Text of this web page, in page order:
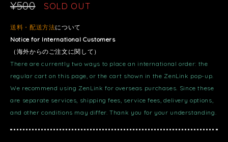
¥500 SOLD OUT
送料・配送方法について
Notice for International Customers
（海外からのご注文に関して）
There are currently two ways to place an international order: the
regular cart on this page, or the cart shown in the ZenLink pop-up.
We recommend using ZenLink for overseas purchases. Since these
are separate services, shipping fees, service fees, delivery options,
and other conditions may differ. Thank you for your understanding.